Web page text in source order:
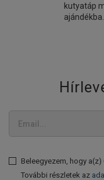
kutyatáp
ajándékba.
Beleegyezem, hogy
További részletek az